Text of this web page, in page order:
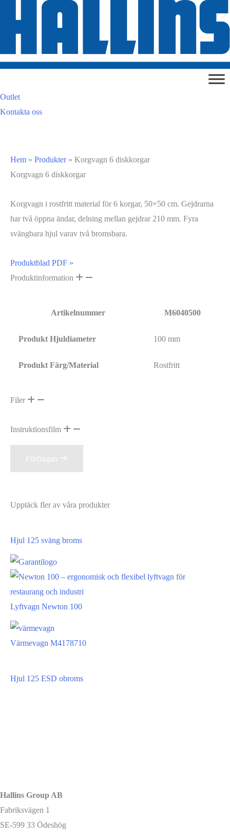
innehåll
Outlet
Kontakta oss
Hem » Produkter» Korgvagn 6 diskkorgar
Korgvagn 6 diskkorgar
Korgvagn i rostfritt material för 6 korgar, 50×50 cm. Gejdrarna
har två öppna ändar, delning mellan gejdrar 210 mm. Fyra
svängbara hjul varav två bromsbara.
Produktblad PDF »
Produktinformation
Artikelnummer M6040500
Produkt Hjuldiameter 100 mm
Produkt Färg/Material Rostfritt
Filer
Instruktionsfilm
Förfrågan
Upptäck fler av våra produkter
Hjul 125 sväng broms
Lyftvagn Newton 100
Värmevagn M4178710
Hjul 125 ESD obroms
Hallins Group AB
Fabriksvägen 1
SE-599 33 Ödeshög